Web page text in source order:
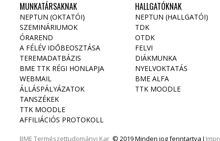
MUNKATÁRSAKNAK
NEPTUN (OKTATÓI)
SZEMINÁRIUMOK
ÓRAREND
A FÉLÉV IDŐBEOSZTÁSA
TEREMADATBÁZIS
BME TTK RÉGI HONLAPJA
WEBMAIL
ÁLLÁSPÁLYÁZATOK
TANSZÉKEK
TTK MOODLE
AFFILIÁCIÓS PROTOKOLL
BME Természettudományi Kar © 2019 Minden jog fenntartva I
HALLGATÓKNAK
NEPTUN (HALLGATÓI)
TDK
OTDK
FELVI
DIÁKMUNKA
NYELVOKTATÁS
BME ALFA
TTK MOODLE